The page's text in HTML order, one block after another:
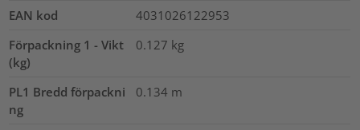
EAN kod
4031026122953
Förpackning 1 - Vikt
(kg)
0.127 kg
PL1 Bredd förpackni
ng
0.134 m